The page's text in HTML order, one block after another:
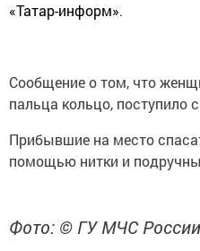
«Татар-информ».
Сообщение о том, что
пальца кольцо, поступило
Прибывшие на место
помощью нитки и
Фото: © ГУ МЧС